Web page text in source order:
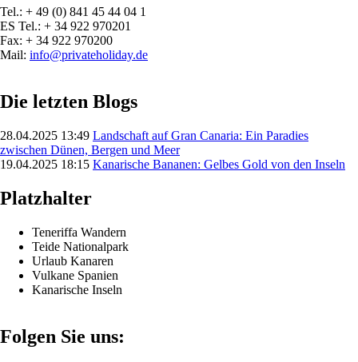
Tel.: + 49 (0) 841 45 44 04 1
ES Tel.: + 34 922 970201
Fax: + 34 922 970200
Mail: info@privateholiday.de
Die letzten Blogs
28.04.2025 13:49 Landschaft auf Gran Canaria: Ein Paradies
zwischen Dünen, Bergen und Meer
19.04.2025 18:15 Kanarische Bananen: Gelbes Gold von den Inseln
Platzhalter
Teneriffa Wandern
Teide Nationalpark
Urlaub Kanaren
Vulkane Spanien
Kanarische Inseln
Folgen Sie uns: